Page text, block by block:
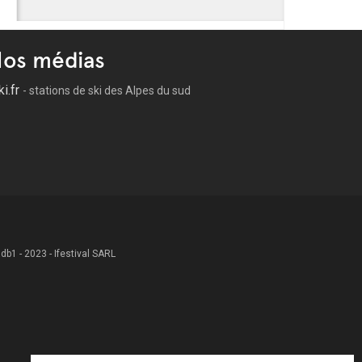
médias
- stations de ski des Alpes du sud
- 2023 - Ifestival SARL